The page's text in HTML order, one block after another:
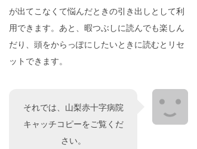
が出てこなくて悩んだときの引き出しとして利
用できます。あと、暇つぶしに読んでも楽しん
だり、頭をからっぽにしたいときに読むとリセ
ットできます。
それでは、山梨赤十字病院
キャッチコピーをご覧くだ
さい。